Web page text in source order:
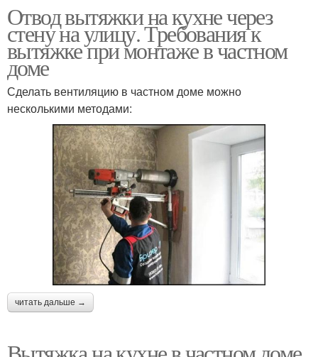
Отвод вытяжки на кухне через
стену на улицу. Требования к
вытяжке при монтаже в частном
доме
Сделать вентиляцию в частном доме можно
несколькими методами:
читать дальше →